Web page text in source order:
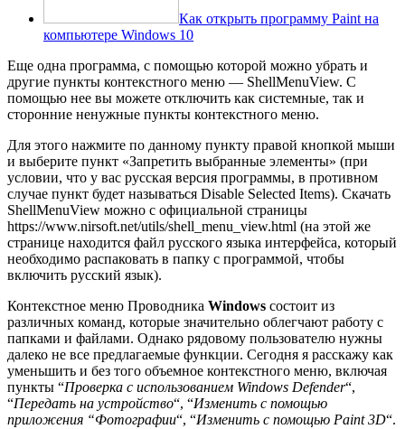
Как открыть программу Paint на
компьютере Windows 10
Еще одна программа, с помощью которой можно убрать и
другие пункты контекстного меню — ShellMenuView. С
помощью нее вы можете отключить как системные, так и
сторонние ненужные пункты контекстного меню.
Для этого нажмите по данному пункту правой кнопкой мыши
и выберите пункт «Запретить выбранные элементы» (при
условии, что у вас русская версия программы, в противном
случае пункт будет называться Disable Selected Items). Скачать
ShellMenuView можно с официальной страницы
https://www.nirsoft.net/utils/shell_menu_view.html (на этой же
странице находится файл русского языка интерфейса, который
необходимо распаковать в папку с программой, чтобы
включить русский язык).
Контекстное меню Проводника Windows состоит из
различных команд, которые значительно облегчают работу с
папками и файлами. Однако рядовому пользователю нужны
далеко не все предлагаемые функции. Сегодня я расскажу как
уменьшить и без того объемное контекстного меню, включая
пункты “Проверка с использованием Windows Defender“,
“Передать на устройство“, “Изменить с помощью
приложения “Фотографии“, “Изменить с помощью Paint 3D“.